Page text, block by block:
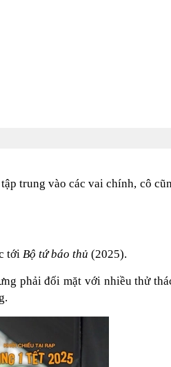
trung vào các vai chính, cô
tới Bộ tứ báo thủ (2025).
phải đối mặt với nhiều thử